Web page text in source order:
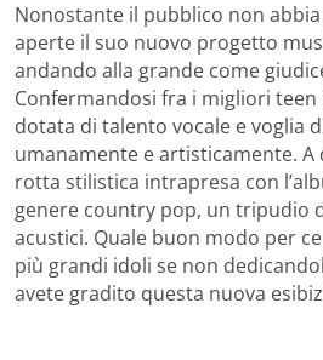
Nonostante il pubblico non
aperte il suo nuovo progetto
andando alla grande come
Confermandosi fra i migliori
dotata di talento vocale e voglia
umanamente e artisticamente.
rotta stilistica intrapresa con
genere country pop, un tripudio
acustici. Quale buon modo per
più grandi idoli se non
avete gradito questa nuova